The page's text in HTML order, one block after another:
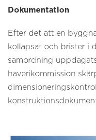
Dokumentation
Efter det att en
kollapsat och brister i
samordning
haverikommission